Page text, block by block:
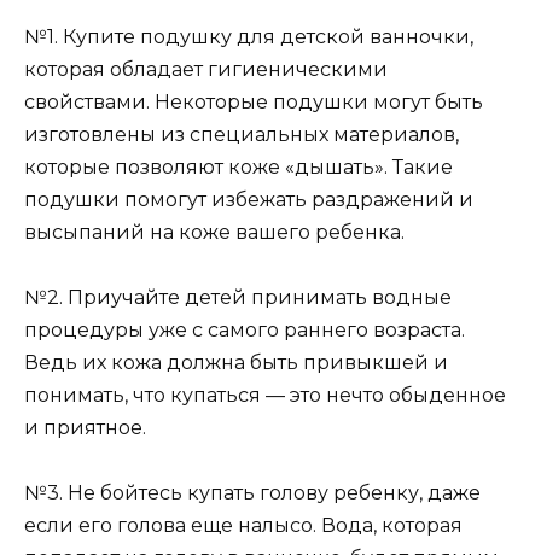
№1. Купите подушку для детской ванночки,
которая обладает гигиеническими
свойствами. Некоторые подушки могут быть
изготовлены из специальных материалов,
которые позволяют коже «дышать». Такие
подушки помогут избежать раздражений и
высыпаний на коже вашего ребенка.
№2. Приучайте детей принимать водные
процедуры уже с самого раннего возраста.
Ведь их кожа должна быть привыкшей и
понимать, что купаться — это нечто обыденное
и приятное.
№3. Не бойтесь купать голову ребенку, даже
если его голова еще налысо. Вода, которая